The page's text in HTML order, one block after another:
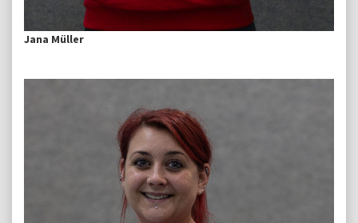
Jana Müller